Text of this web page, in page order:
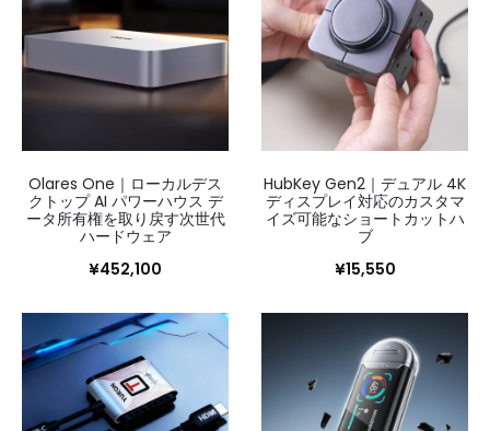
Olares One｜ローカルデス
クトップ AI パワーハウス デ
ータ所有権を取り戻す次世代
ハードウェア
¥452,100
HubKey Gen2｜デュアル 4K
ディスプレイ対応のカスタマ
イズ可能なショートカットハ
ブ
¥15,550